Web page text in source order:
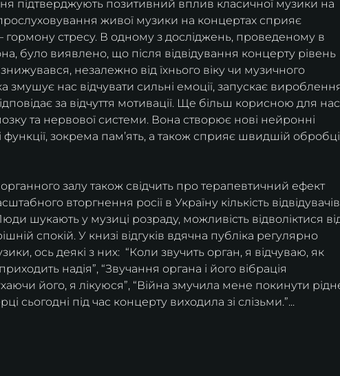
підтверджують позитивний вплив класичної музики на
живої музики на концертах сприяє
стресу. В одному з досліджень, проведеному в
було виявлено, що після відвідування концерту рівень
незалежно від їхнього віку чи музичного
змушує нас відчувати сильні емоції, запускає
за відчуття мотивації. Ще більш корисною для нас
та нервової системи. Вона створює нові нейронні
функції, зокрема памʼять, а також сприяє швидшій обробці
органного залу також свідчить про терапевтичний ефект
вторгнення росії в Україну кількість відвідувачів
шукають у музиці розраду, можливість відволіктися
спокій. У книзі відгуків вдячна публіка регулярно
ось деякі з них:  “Коли звучить орган, я відчуваю, як
надія”, “Звучання органа і його вібрація
його, я лікуюся”, “Війна змучила мене покинути
сьогодні під час концерту виходила зі слізьми.”...